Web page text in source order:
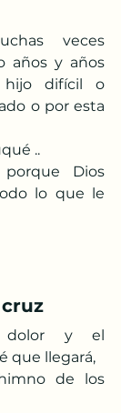
veces
años y años
hijo difícil o
o por esta
..
porque Dios
lo que le
dolor y el
que llegará,
de los